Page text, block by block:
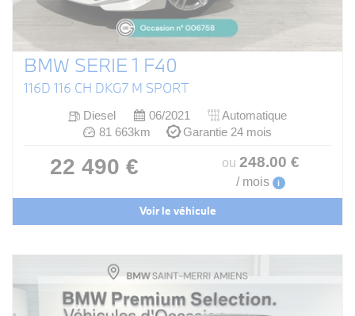
BMW SERIE 1 F40
116D 116 CH DKG7 M SPORT
Diesel 06/2021
Automatique
81 663km
Garantie 24 mois
22 490 € ou 248.00 €
/ mois i
Voir le véhicule